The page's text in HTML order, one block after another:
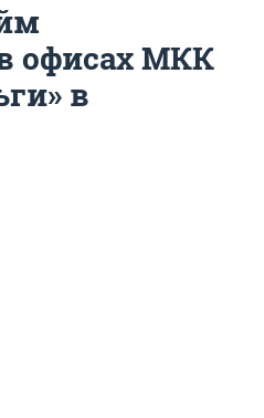
офисах МКК
в